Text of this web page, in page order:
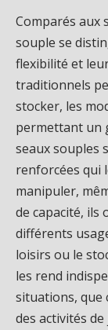
Comparés aux
souple se
flexibilité et
traditionnels
stocker, les
permettant un
seaux souples
renforcées qui
manipuler,
de capacité, ils
différents
loisirs ou le
les rend
situations, que
des activités